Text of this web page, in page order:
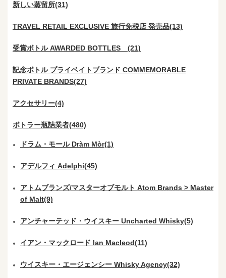
新しい蒸留所(31)
TRAVEL RETAIL EXCLUSIVE 旅行免税店 発売品(13)
受賞ボトル AWARDED BOTTLES (21)
記念ボトル プライベイトブランド COMMEMORABLE
PRIVATE BRANDS(27)
アクセサリー(4)
ボトラー瓶詰業者(480)
ドラム・モール Dràm Mòr(1)
アデルフィ Adelphi(45)
アトムブランズ/マスターオブモルト Atom Brands > Master
of Malt(9)
アンチャーテッド・ウイスキー Uncharted Whisky(5)
イアン・マックロード Ian Macleod(11)
ウイスキー・エージェンシー Whisky Agency(32)